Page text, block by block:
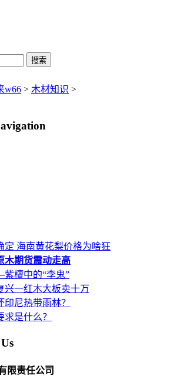
w66 > 木材知识 >
定 海南黄花梨价格为啥狂
木期货震动走高
檀中的“李鬼”
兴一红木大板卖十万
尼热带雨林？
是什么？
限责任公司